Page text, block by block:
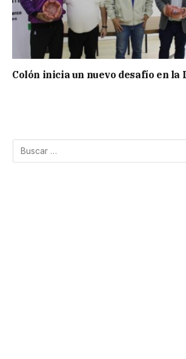
Colón inicia un nuevo desafío en